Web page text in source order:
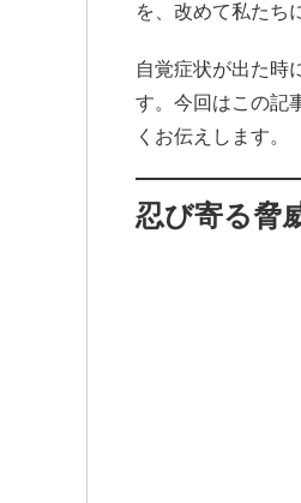
を、改めて私たち
自覚症状が出た時
す。今回はこの記
くお伝えします。
忍び寄る脅